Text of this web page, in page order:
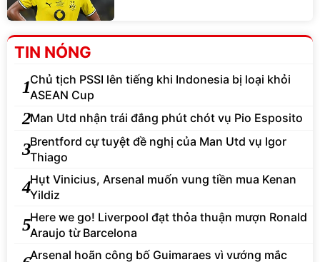
TIN NÓNG
1Chủ tịch PSSI lên tiếng khi Indonesia bị loại khỏi
ASEAN Cup
2Man Utd nhận trái đắng phút chót vụ Pio Esposito
3Brentford cự tuyệt đề nghị của Man Utd vụ Igor
Thiago
4Hụt Vinicius, Arsenal muốn vung tiền mua Kenan
Yildiz
5Here we go! Liverpool đạt thỏa thuận mượn Ronald
Araujo từ Barcelona
Arsenal hoãn công bố Guimaraes vì vướng mắc